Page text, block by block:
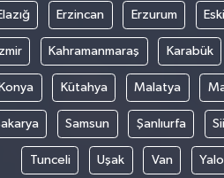
Erzincan Erzurum
İzmir Kahramanmaraş Karabük
Konya Kütahya Malatya
Samsun Şanlıurfa
Tunceli Uşak Van